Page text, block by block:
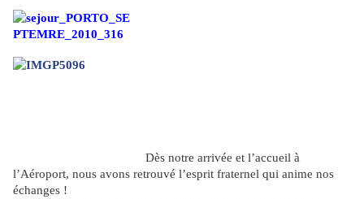
Dès notre arrivée et l’accueil à
l’Aéroport, nous avons retrouvé l’esprit fraternel qui anime nos
échanges !